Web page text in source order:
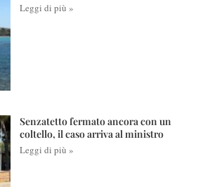
Leggi di più »
Senzatetto fermato ancora con un
coltello, il caso arriva al ministro
Leggi di più »